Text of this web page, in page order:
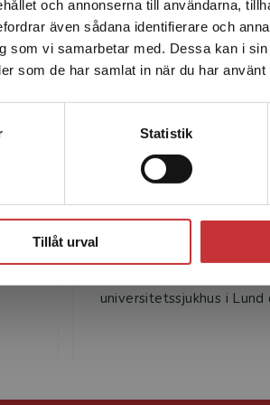
och annonserna till användarna,
även sådana identifierare och
som vi samarbetar med. Dessa kan i
som de har samlat in när du har använt
Statistik
Tillåt urval
besöker studentlitteratur.se via en
Vi erbjuder inte leveranser utanför
slutföra ett köp måste
i Sverige.Läs mer
Helena
Helena Strevens är
universitetssjukhus i Lund